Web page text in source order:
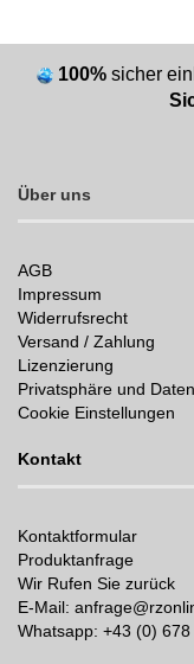
100% sicher
Über uns
AGB
Impressum
Widerrufsrecht
Versand / Zahlung
Lizenzierung
Privatsphäre und
Cookie Einstellungen
Kontakt
Kontaktformular
Produktanfrage
Wir Rufen Sie zurück
E-Mail:
Whatsapp: +43 (0) 678